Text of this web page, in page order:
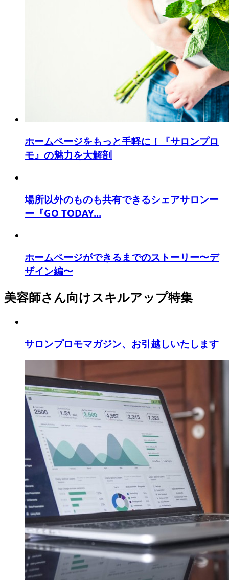
ホームページをもっと手軽に！『サロンプロ
モ』の魅力を大解剖
場所以外のものも共有できるシェアサロンー
ー『GO TODAY...
ホームページができるまでのストーリー〜デ
ザイン編〜
美容師さん向けスキルアップ特集
サロンプロモマガジン、お引越しいたします